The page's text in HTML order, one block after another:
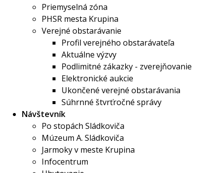
Priemyselná zóna
PHSR mesta Krupina
Verejné obstarávanie
Profil verejného obstarávateľa
Aktuálne výzvy
Podlimitné zákazky - zverejňovanie
Elektronické aukcie
Ukončené verejné obstarávania
Súhrnné štvrťročné správy
Návštevník
Po stopách Sládkoviča
Múzeum A. Sládkoviča
Jarmoky v meste Krupina
Infocentrum